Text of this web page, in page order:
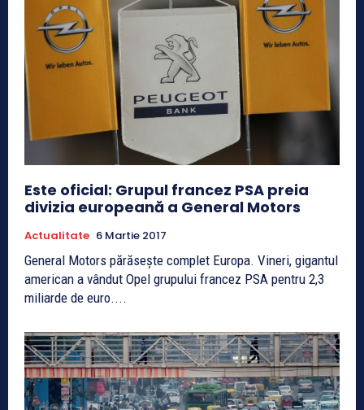
Este oficial: Grupul francez PSA preia
divizia europeană a General Motors
Actualitate 6 Martie 2017
General Motors părăseşte complet Europa. Vineri, gigantul
american a vândut Opel grupului francez PSA pentru 2,3
miliarde de euro....